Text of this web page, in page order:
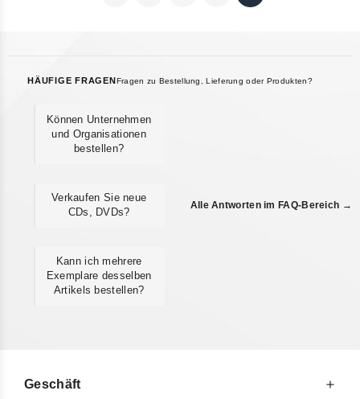
HÄUFIGE FRAGEN Fragen zu Bestellung, Lieferung oder Produkten?
Können Unternehmen
und Organisationen
bestellen?
Verkaufen Sie neue
CDs, DVDs?
Kann ich mehrere
Exemplare desselben
Artikels bestellen?
Alle Antworten im FAQ-Bereich →
Geschäft